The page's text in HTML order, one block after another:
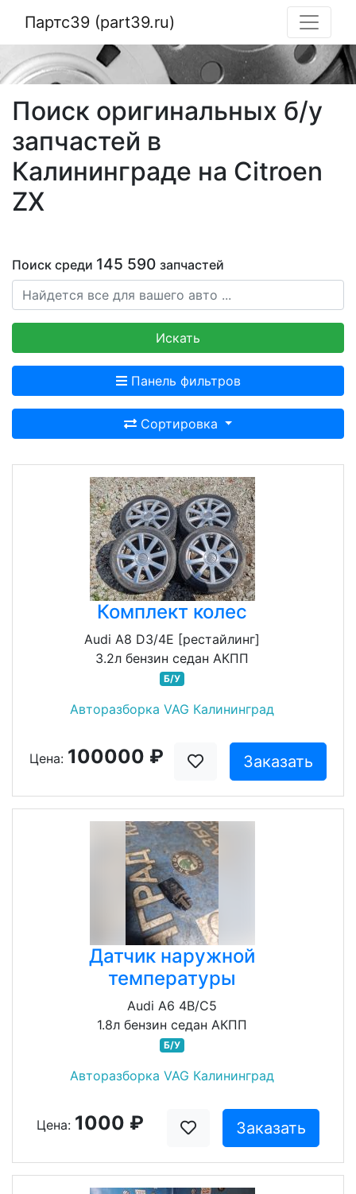
Партс39 (part39.ru)
Поиск оригинальных б/у
запчастей в
Калининграде на Citroen
ZX
Поиск среди 145 590 запчастей
Искать
Панель фильтров
Сортировка
Комплект колес
Audi A8 D3/4E [рестайлинг]
3.2л бензин седан АКПП
Б/У
Авторазборка VAG Калининград
Цена: 100000 ₽ Заказать
Датчик наружной
температуры
Audi A6 4B/C5
1.8л бензин седан АКПП
Б/У
Авторазборка VAG Калининград
Цена: 1000 ₽ Заказать